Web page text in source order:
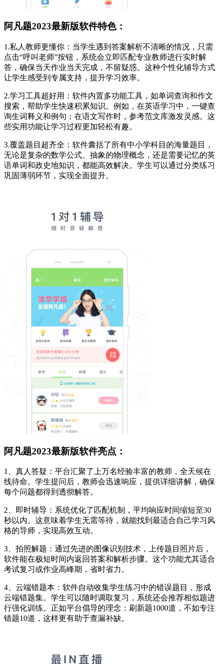
阿凡题2023最新版软件特色：
1.私人教师更懂你：当学生遇到答案解析不清晰的情况，只需
点击“呼叫老师”按钮，系统会立即匹配专业教师进行实时解
答，确保当天作业当天完成，不留疑惑。这种个性化辅导方式
让学生感受到专属支持，提升学习效率。
2.学习工具超好用：软件内置多功能工具，如单词查询和作文
搜索，帮助学生快速积累知识。例如，在英语学习中，一键查
询生词释义和例句；在语文写作时，参考范文库激发灵感。这
些实用功能让学习过程更加轻松有趣。
3.覆盖题目超齐全：软件囊括了所有中小学科目的海量题目，
无论是复杂的数学公式、抽象的物理概念，还是需要记忆的英
语单词和政史地知识，都能高效解决。学生可以通过分类练习
巩固薄弱环节，实现全面提升。
阿凡题2023最新版软件亮点：
1、真人答疑：平台汇聚了上万名经验丰富的教师，全天候在
线待命。学生提问后，教师会迅速响应，提供详细讲解，确保
每个问题都得到透彻解答。
2、即时辅导：系统优化了匹配机制，平均响应时间缩短至30
秒以内。这意味着学生无需等待，就能找到最适合自己学习风
格的导师，实现高效互动。
3、拍照解题：通过先进的图像识别技术，上传题目照片后，
软件能在极短时间内返回答案和解析步骤。这个功能尤其适合
考试复习或作业高峰期，省时省力。
4、云端错题本：软件自动收集学生练习中的错误题目，形成
云端错题集。学生可以随时调取复习，系统还会推荐相似题进
行强化训练。正如平台倡导的理念：刷新题1000道，不如专注
错题10道，这样更有助于查漏补缺。